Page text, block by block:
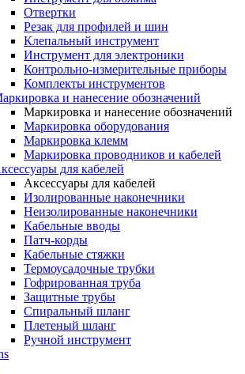
Отвертки
Резак для профилей и шин
Клепальный инструмент
Инструмент для электроники
Контрольно-измерительные приборы
Комплекты инструментов
и нанесение обозначений
Маркировка и нанесение обозначений
Маркировка оборудования
Маркировка клемм
Маркировка проводников и кабелей
для кабелей
Аксессуары для кабелей
Изолированные наконечники
Неизолированные наконечники
Кабельные вводы
Патч-корды
Кабельные стяжки
Термоусадочные трубки
Гофрированная труба
Защитные трубы
Спиральный шланг
Плетеный шланг
Ручной инструмент